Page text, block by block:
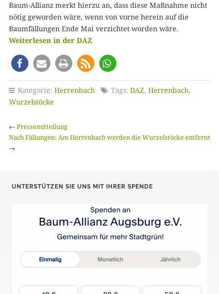
Baum-Allianz merkt hierzu an, dass diese Maßnahme nicht
nötig geworden wäre, wenn von vorne herein auf die
Baumfällungen Ende Mai verzichtet worden wäre.
Weiterlesen in der DAZ
Kategorie: Herrenbach Tags: DAZ, Herrenbach,
Wurzelstöcke
← Pressemitteilung
Nach Fällungen: Am Herrenbach werden die Wurzelstöcke entfernt
→
UNTERSTÜTZEN SIE UNS MIT IHRER SPENDE